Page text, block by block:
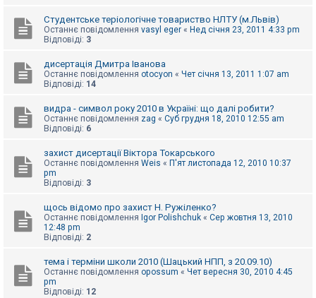
Студентське теріологічне товариство НЛТУ (м.Львів)
Останнє повідомлення vasyl eger « Нед січня 23, 2011 4:33 pm
Відповіді: 3
дисертація Дмитра Іванова
Останнє повідомлення otocyon « Чет січня 13, 2011 1:07 am
Відповіді: 14
видра - символ року 2010 в Україні: що далі робити?
Останнє повідомлення zag « Суб грудня 18, 2010 12:55 am
Відповіді: 6
захист дисертації Віктора Токарського
Останнє повідомлення Weis « П'ят листопада 12, 2010 10:37
pm
Відповіді: 3
щось відомо про захист Н. Ружіленко?
Останнє повідомлення Igor Polishchuk « Сер жовтня 13, 2010
12:48 pm
Відповіді: 2
тема і терміни школи 2010 (Шацький НПП, з 20.09.10)
Останнє повідомлення opossum « Чет вересня 30, 2010 4:45
pm
Відповіді: 12